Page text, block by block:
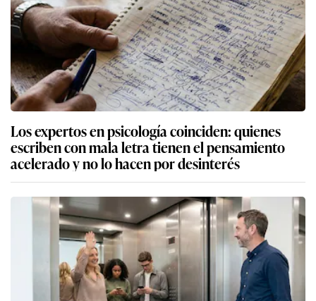
Los expertos en psicología coinciden: quienes
escriben con mala letra tienen el pensamiento
acelerado y no lo hacen por desinterés